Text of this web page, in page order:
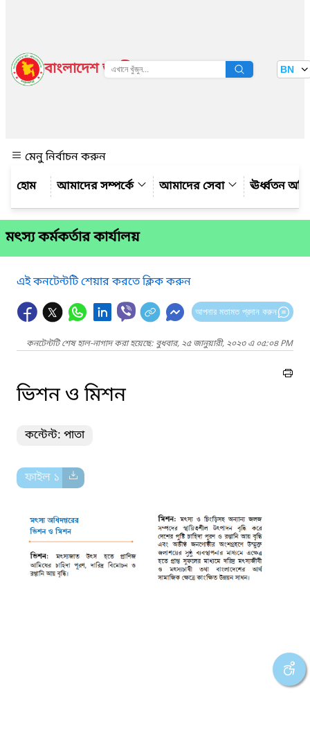
বাংলাদেশ জাতীয় তথ্য বাতায়ন BN
মেনু নির্বাচন করুন
আমাদের সম্পর্কে
আমাদের সেবা ঊর্ধ্বতন
মৎস্য কর্মকর্তার কার্যালয়
এই কনটেন্টটি শেয়ার করতে ক্লিক করুন
আপনার মতামত প্রদান করুন
কনটেন্টটি শেষ হাল-নাগাদ করা হয়েছে: বুধবার, ২৫ জানুয়ারী, ২০২৩ এ ০৫:০৪ PM
ভিশন ও মিশন
কন্টেন্ট: পাতা
ফাইল ১